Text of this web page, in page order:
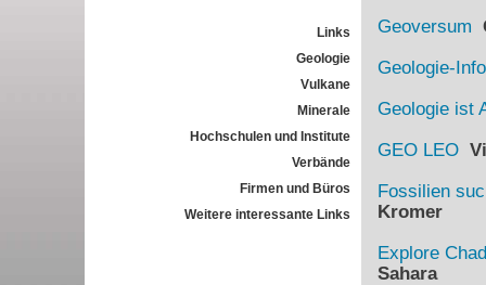
Links
Geologie
Vulkane
Minerale
Hochschulen und Institute
Verbände
Firmen und Büros
Weitere interessante Links
Geoversum
Geologie-Info
Geologie ist
GEO LEO
Fossilien
Kromer
Explore Chad
Sahara